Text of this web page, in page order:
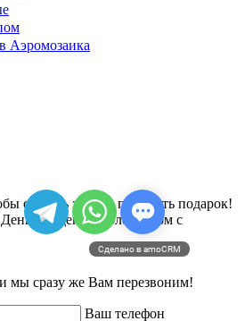
Аэромозаика
сделать заказ и получить подарок!
мы сразу же Вам перезвоним!
Ваш телефон
Сделано в amoCRM